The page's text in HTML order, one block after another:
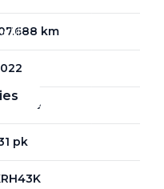
km
pk